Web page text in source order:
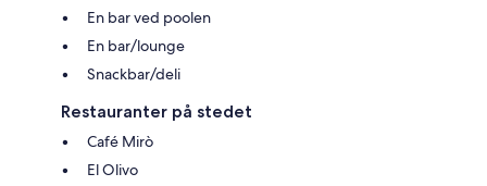
En bar ved poolen
En bar/lounge
Snackbar/deli
Restauranter på stedet
Café Mirò
El Olivo